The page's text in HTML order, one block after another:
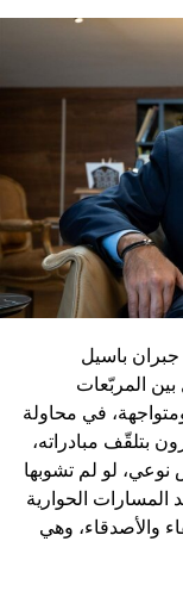
باسيل
المربّعات
في محاولة
بتلقّف مبادراته،
لو لم تشوبها
المسارات الحوارية
والأصدقاء، وهي